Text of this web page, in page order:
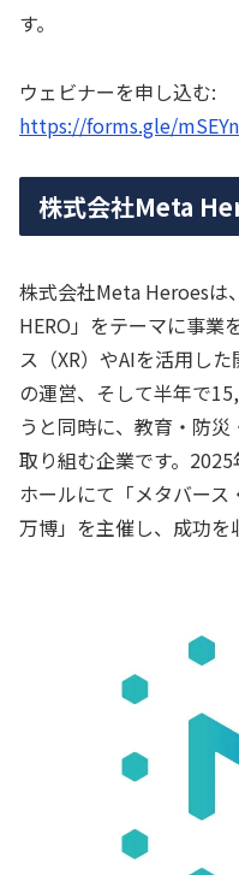
す。
ウェビナーを申し込む:
https://forms.gle/
株式会社Meta
株式会社Meta Heroes
HERO」をテーマに事業
ス（XR）やAIを活用し
の運営、そして半年で
うと同時に、教育・防
取り組む企業です。
ホールにて「メタバース
万博」を主催し、成功を